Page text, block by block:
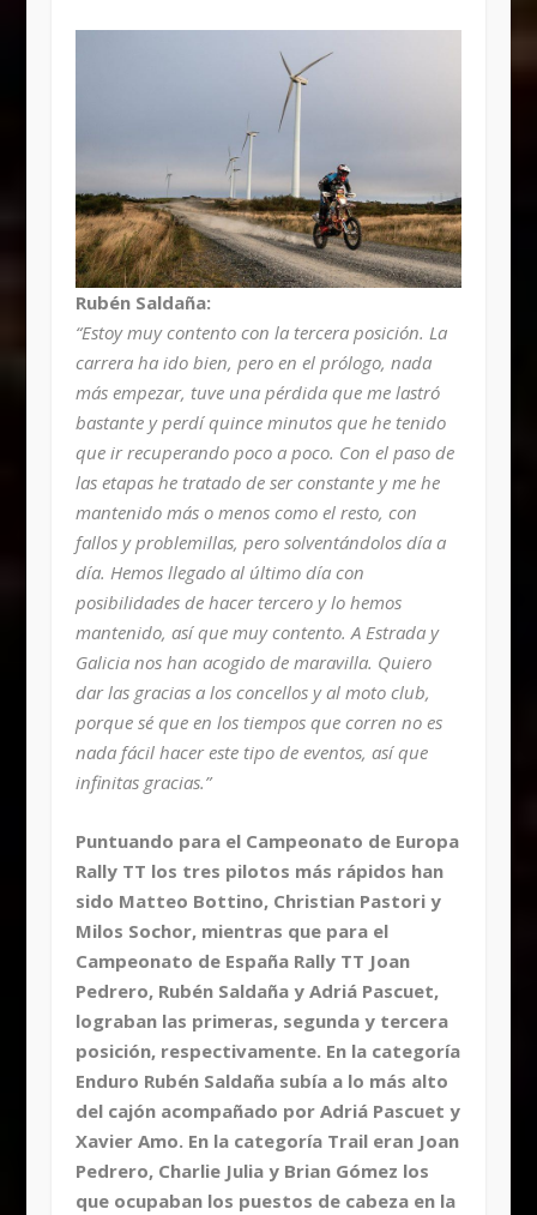
Rubén Saldaña:
“Estoy muy contento con la tercera posición. La
carrera ha ido bien, pero en el prólogo, nada
más empezar, tuve una pérdida que me lastró
bastante y perdí quince minutos que he tenido
que ir recuperando poco a poco. Con el paso de
las etapas he tratado de ser constante y me he
mantenido más o menos como el resto, con
fallos y problemillas, pero solventándolos día a
día. Hemos llegado al último día con
posibilidades de hacer tercero y lo hemos
mantenido, así que muy contento. A Estrada y
Galicia nos han acogido de maravilla. Quiero
dar las gracias a los concellos y al moto club,
porque sé que en los tiempos que corren no es
nada fácil hacer este tipo de eventos, así que
infinitas gracias.”
Puntuando para el Campeonato de Europa
Rally TT los tres pilotos más rápidos han
sido Matteo Bottino, Christian Pastori y
Milos Sochor, mientras que para el
Campeonato de España Rally TT Joan
Pedrero, Rubén Saldaña y Adriá Pascuet,
lograban las primeras, segunda y tercera
posición, respectivamente. En la categoría
Enduro Rubén Saldaña subía a lo más alto
del cajón acompañado por Adriá Pascuet y
Xavier Amo. En la categoría Trail eran Joan
Pedrero, Charlie Julia y Brian Gómez los
que ocupaban los puestos de cabeza en la